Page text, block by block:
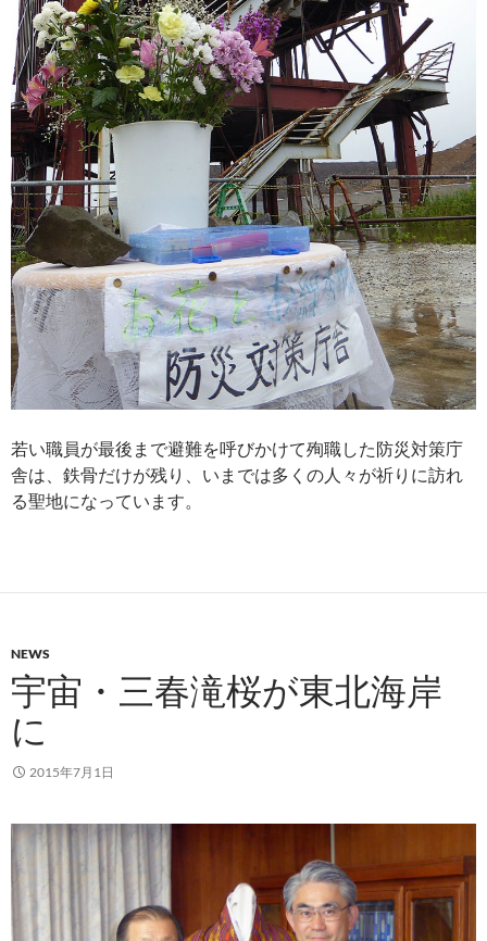
若い職員が最後まで避難を呼びかけて殉職した防災対策庁
舎は、鉄骨だけが残り、いまでは多くの人々が祈りに訪れ
る聖地になっています。
NEWS
宇宙・三春滝桜が東北海岸
に
2015年7月1日